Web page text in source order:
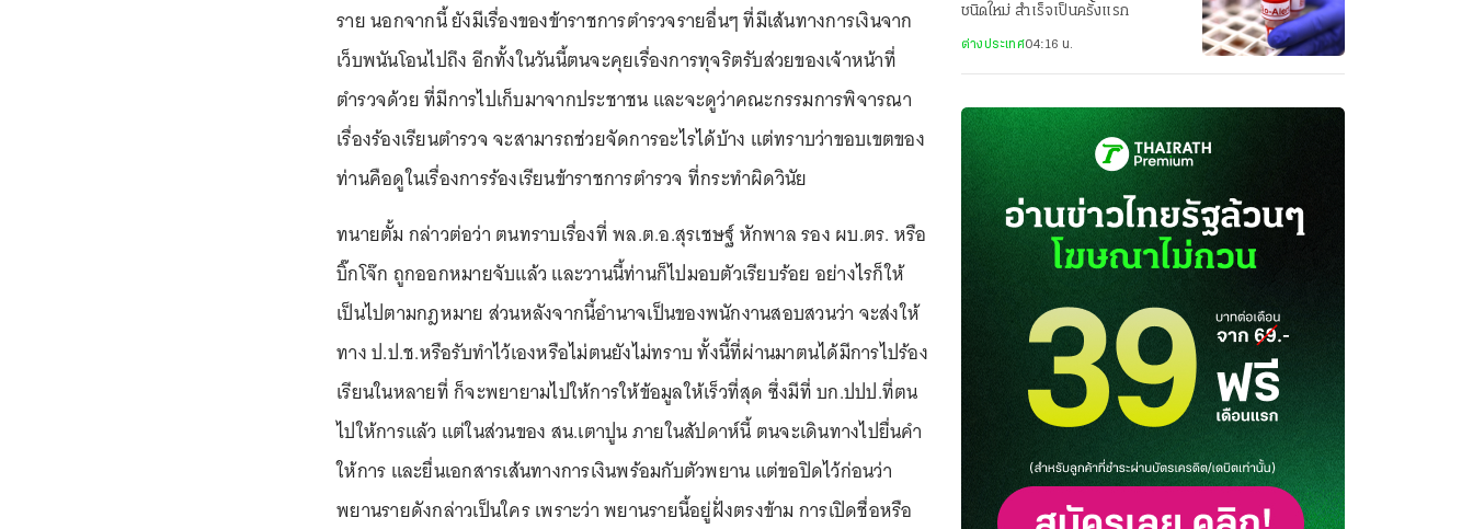
ราย นอกจากนี้ ยังมีเรื่องของข้าราชการตำรวจรายอื่นๆ ที่มีเส้นทางการเงินจาก
เว็บพนันโอนไปถึง อีกทั้งในวันนี้ตนจะคุยเรื่องการทุจริตรับส่วยของเจ้าหน้าที่
ตำรวจด้วย ที่มีการไปเก็บมาจากประชาชน และจะดูว่าคณะกรรมการพิจารณา
เรื่องร้องเรียนตำรวจ จะสามารถช่วยจัดการอะไรได้บ้าง แต่ทราบว่าขอบเขตของ
ท่านคือดูในเรื่องการร้องเรียนข้าราชการตำรวจ ที่กระทำผิดวินัย
ทนายตั้ม กล่าวต่อว่า ตนทราบเรื่องที่ พล.ต.อ.สุรเชษฐ์ หักพาล รอง ผบ.ตร. หรือ
บิ๊กโจ๊ก ถูกออกหมายจับแล้ว และวานนี้ท่านก็ไปมอบตัวเรียบร้อย อย่างไรก็ให้
เป็นไปตามกฎหมาย ส่วนหลังจากนี้อำนาจเป็นของพนักงานสอบสวนว่า จะส่งให้
ทาง ป.ป.ช.หรือรับทำไว้เองหรือไม่ตนยังไม่ทราบ ทั้งนี้ที่ผ่านมาตนได้มีการไปร้อง
เรียนในหลายที่ ก็จะพยายามไปให้การให้ข้อมูลให้เร็วที่สุด ซึ่งมีที่ บก.ปปป.ที่ตน
ไปให้การแล้ว แต่ในส่วนของ สน.เตาปูน ภายในสัปดาห์นี้ ตนจะเดินทางไปยื่นคำ
ให้การ และยื่นเอกสารเส้นทางการเงินพร้อมกับตัวพยาน แต่ขอปิดไว้ก่อนว่า
พยานรายดังกล่าวเป็นใคร เพราะว่า พยานรายนี้อยู่ฝั่งตรงข้าม การเปิดชื่อหรือ
ชนิดใหม่ สำเร็จเป็นครั้งแรก
ต่างประเทศ04:16 น.